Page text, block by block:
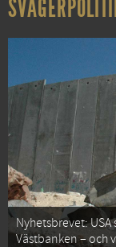
Nyhetsbrevet:
Västbanken – och